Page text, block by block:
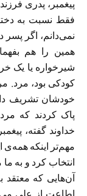
پیغمبر، پدری
فقط نسبت به
نمی‌دانم، اگر
همین را هم
شیرخواره یا یک
کودکی بود، مرد.
خودشان تشریف
پاک کردند که
خداوند گفته،
مهم‌تر اینکه همه‌ی
انتخاب کرد و به
آن‌هایی که معتقد
اطاعت از علی